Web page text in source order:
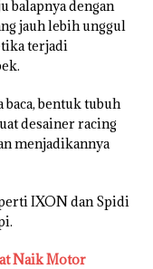
balapnya dengan
jauh lebih unggul
terjadi
baca, bentuk tubuh
desainer racing
menjadikannya
IXON dan Spidi
Naik Motor